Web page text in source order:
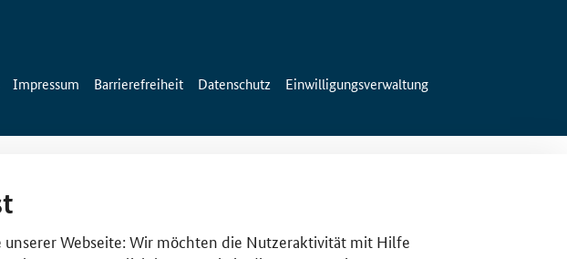
Impressum Barrierefreiheit Datenschutz Einwilligungsverwaltung
Webseite: Wir möchten die Nutzeraktivität mit Hilfe